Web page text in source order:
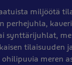
miljöötä
perhejuhla,
synttärijuhlat,
tilaisuuden
ohilipuvia meren